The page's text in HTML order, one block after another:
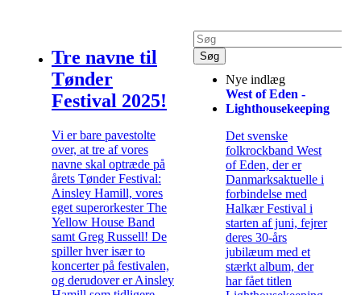
Tre navne til
Tønder
Festival 2025!
Vi er bare pavestolte
over, at tre af vores
navne skal optræde på
årets Tønder Festival:
Ainsley Hamill, vores
eget superorkester The
Yellow House Band
samt Greg Russell! De
spiller hver især to
koncerter på festivalen,
og derudover er Ainsley
Nye indlæg
West of Eden -
Lighthousekeeping
Det svenske
folkrockband West
of Eden, der er
Danmarksaktuelle i
forbindelse med
Halkær Festival i
starten af juni, fejrer
deres 30-års
jubilæum med et
stærkt album, der
har fået titlen